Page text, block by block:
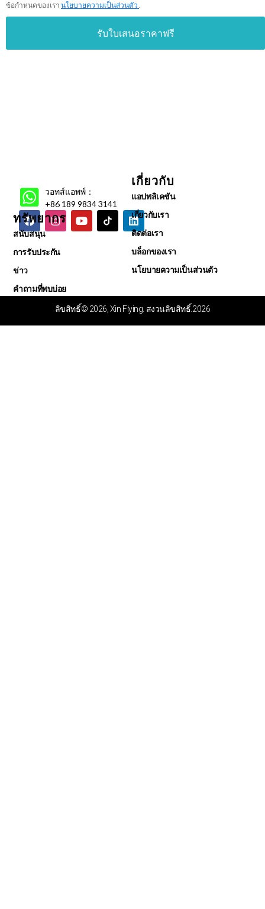
ข้อกำหนดของเรา นโยบายความเป็นส่วนตัว .
รับใบเสนอราคาฟรี
วอทส์แอพพ์：
+86 189 9834 3141
ทรัพยากร
สนับสนุน
การรับประกัน
ข่าว
คำถามที่พบบ่อย
เกี่ยวกับ
แอปพลิเคชัน
เกี่ยวกับเรา
ติดต่อเรา
บล็อกของเรา
นโยบายความเป็นส่วนตัว
ลิขสิทธิ์© 2026, Xin Flying. สงวนลิขสิทธิ์.2026